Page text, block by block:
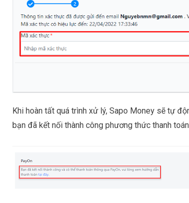
Khi hoàn tất quá trình xử lý, Sapo Money sẽ tự
bạn đã kết nối thành công phương thức thanh